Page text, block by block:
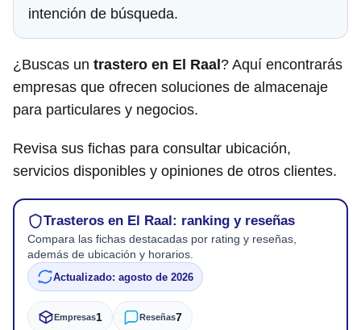
intención de búsqueda.
¿Buscas un trastero en El Raal ? Aquí encontrarás
empresas que ofrecen soluciones de almacenaje
para particulares y negocios.
Revisa sus fichas para consultar ubicación,
servicios disponibles y opiniones de otros clientes.
Trasteros en El Raal: ranking y reseñas
Compara las fichas destacadas por rating y reseñas,
además de ubicación y horarios.
Actualizado: agosto de 2026
Empresas1 Reseñas7